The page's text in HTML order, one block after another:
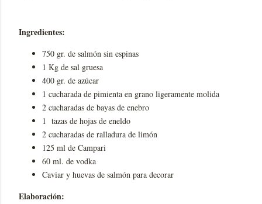
Ingredientes:
750 gr. de salmón sin espinas
1 Kg de sal gruesa
400 gr. de azúcar
1 cucharada de pimienta en grano ligeramente molida
2 cucharadas de bayas de enebro
1 tazas de hojas de eneldo
2 cucharadas de ralladura de limón
125 ml de Campari
60 ml. de vodka
Caviar y huevas de salmón para decorar
Elaboración: